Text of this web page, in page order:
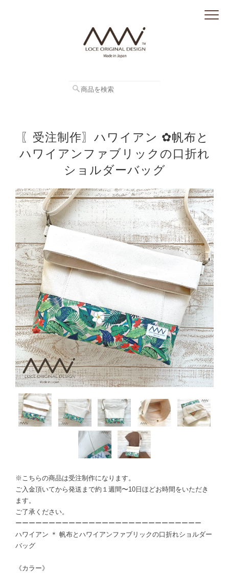
〖受注制作〗ハワイアン ✿帆布と
ハワイアンファブリックの口折れ
ショルダーバッグ
※こちらの商品は受注制作になります。
ご入金頂いてから発送まで約１週間〜10日ほどお時間をいただき
ます。
ご了承ください。
ーーーーーーーーーーーーーーーーーーーーーーーーーーーー
ハワイアン ＊ 帆布とハワイアンファブリックの口折れショルダー
バッグ
《カラー》